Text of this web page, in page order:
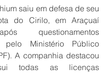
saiu em defesa de seu
do Cirilo, em Araçuaí
questionamentos
pelo Ministério Público
A companhia destacou
todas as licenças